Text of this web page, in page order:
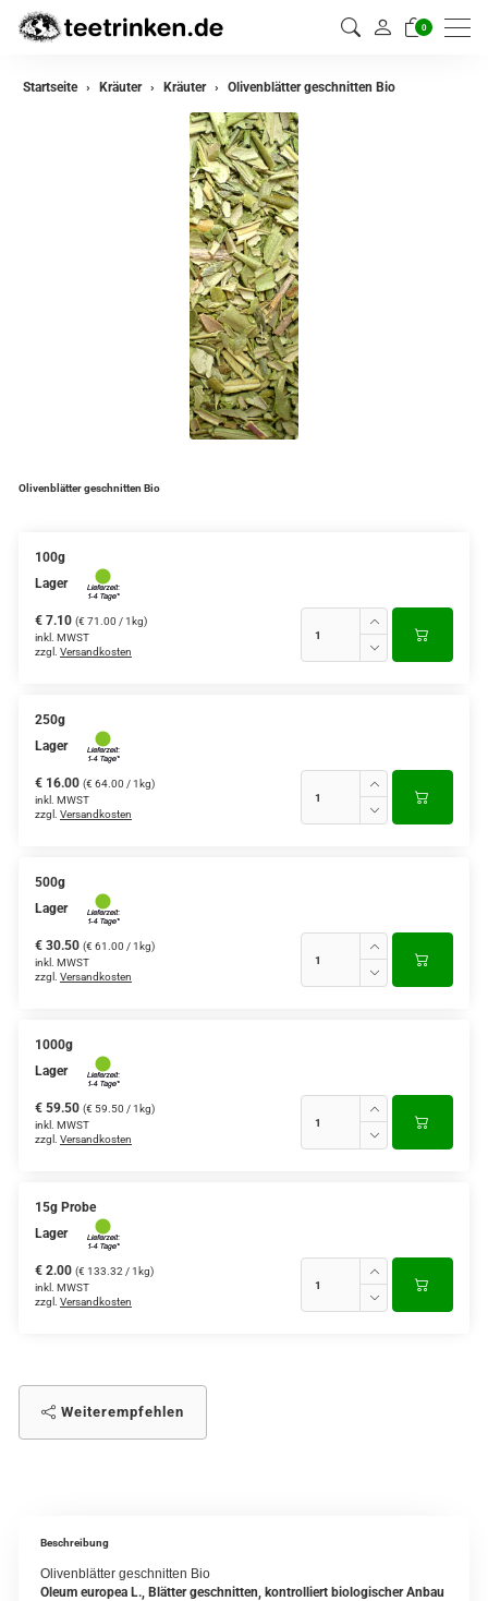
0
zurück
Startseite Kräuter Kräuter Olivenblätter geschnitten Bio
Olivenblätter geschnitten Bio
100g
Lager
€ 7.10 (€ 71.00 / 1kg)
inkl. MWST
zzgl. Versandkosten
250g
Lager
€ 16.00 (€ 64.00 / 1kg)
inkl. MWST
zzgl. Versandkosten
500g
Lager
€ 30.50 (€ 61.00 / 1kg)
inkl. MWST
zzgl. Versandkosten
1000g
Lager
€ 59.50 (€ 59.50 / 1kg)
inkl. MWST
zzgl. Versandkosten
15g Probe
Lager
€ 2.00 (€ 133.32 / 1kg)
inkl. MWST
zzgl. Versandkosten
Weiterempfehlen
Beschreibung
Olivenblätter geschnitten Bio
Oleum europea L., Blätter geschnitten, kontrolliert biologischer Anbau